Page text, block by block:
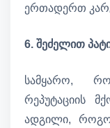
ერთადერთ
6. შეძელით
სამყარო,
რეპუტაციის
ადგილი,